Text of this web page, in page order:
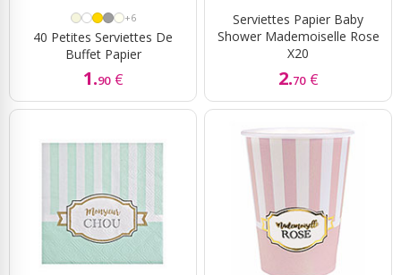
+6
40 Petites Serviettes De
Buffet Papier
1.90 €
Serviettes Papier Baby
Shower Mademoiselle Rose
X20
2.70 €